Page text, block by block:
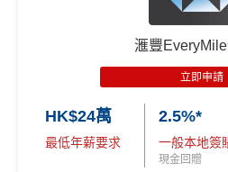
滙豐
立即申請
HK$24萬
最低年薪要求
2.5%*
一般本地簽
現金回贈